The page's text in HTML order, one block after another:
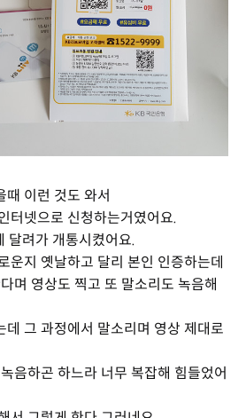
때 이런 것도 와서
터넷으로 신청하는거였어요.
달려가 개통시켰어요.
운지 옛날하고 달리 본인 인증하는데
며 영상도 찍고 또 말소리도 녹음해
데 그 과정에서 말소리며 영상 제대로
음하곤 하느라 너무 복잡해 힘들었어